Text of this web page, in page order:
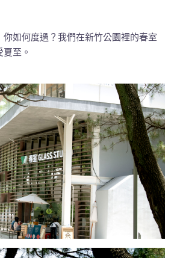
如何度過？我們在新竹公園裡的春室
至。